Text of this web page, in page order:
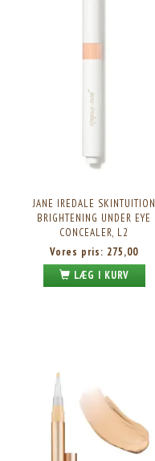
JANE IREDALE SKINTUITION
BRIGHTENING UNDER EYE
CONCEALER, L2
Vores pris: 275,00
LÆG I KURV